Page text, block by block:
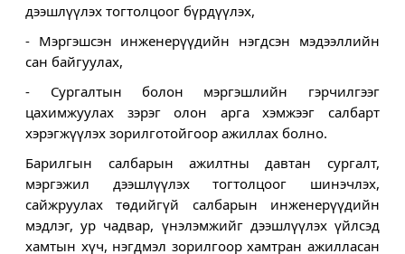
дээшлүүлэх тогтолцоог бүрдүүлэх,
- Мэргэшсэн инженерүүдийн нэгдсэн мэдээллийн
сан байгуулах,
- Сургалтын болон мэргэшлийн гэрчилгээг
цахимжуулах зэрэг олон арга хэмжээг салбарт
хэрэгжүүлэх зорилготойгоор ажиллах болно.
Барилгын салбарын ажилтны давтан сургалт,
мэргэжил дээшлүүлэх тогтолцоог шинэчлэх,
сайжруулах төдийгүй салбарын инженерүүдийн
мэдлэг, ур чадвар, үнэлэмжийг дээшлүүлэх үйлсэд
хамтын хүч, нэгдмэл зорилгоор хамтран ажилласан